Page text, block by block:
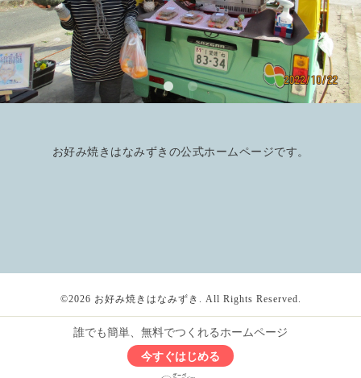
お好み焼きはなみずきの公式ホームページです。
©2026 お好み焼きはなみずき . All Rights Reserved.
誰でも簡単、無料でつくれるホームページ
今すぐはじめる